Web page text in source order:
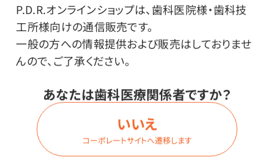
P.D.R.オンラインショップは、歯科医院様・歯科技
工所様向けの通信販売です。
一般の方への情報提供および販売はしておりませ
んので、ご了承ください。
あなたは歯科医療関係者ですか？
いいえ
コーポレートサイトへ遷移します
ミディアム40箱（キャップ無）
色：
アソート
価格はログイン後表示
ログイン